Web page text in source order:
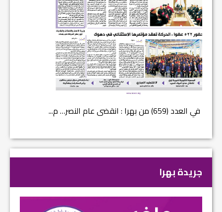
في العدد (659) من بهرا : انقضى عام النصر… م...
جريدة بهرا